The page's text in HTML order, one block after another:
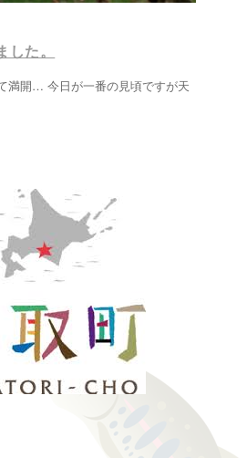
た。
満開… 今日が一番の見頃ですが天